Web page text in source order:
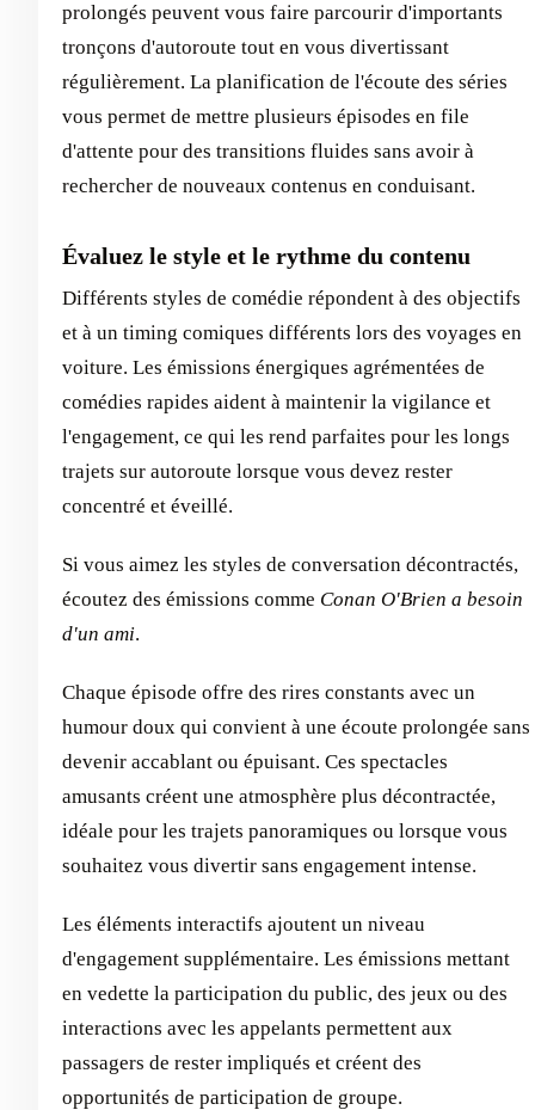
prolongés peuvent vous faire parcourir d'importants
tronçons d'autoroute tout en vous divertissant
régulièrement. La planification de l'écoute des séries
vous permet de mettre plusieurs épisodes en file
d'attente pour des transitions fluides sans avoir à
rechercher de nouveaux contenus en conduisant.
Évaluez le style et le rythme du contenu
Différents styles de comédie répondent à des objectifs
et à un timing comiques différents lors des voyages en
voiture. Les émissions énergiques agrémentées de
comédies rapides aident à maintenir la vigilance et
l'engagement, ce qui les rend parfaites pour les longs
trajets sur autoroute lorsque vous devez rester
concentré et éveillé.
Si vous aimez les styles de conversation décontractés,
écoutez des émissions comme Conan O'Brien a besoin
d'un ami.
Chaque épisode offre des rires constants avec un
humour doux qui convient à une écoute prolongée sans
devenir accablant ou épuisant. Ces spectacles
amusants créent une atmosphère plus décontractée,
idéale pour les trajets panoramiques ou lorsque vous
souhaitez vous divertir sans engagement intense.
Les éléments interactifs ajoutent un niveau
d'engagement supplémentaire. Les émissions mettant
en vedette la participation du public, des jeux ou des
interactions avec les appelants permettent aux
passagers de rester impliqués et créent des
opportunités de participation de groupe.